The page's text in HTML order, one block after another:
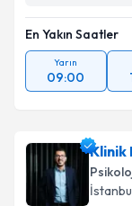
En Yakın Saatler
Yarın
09:00
Klinik